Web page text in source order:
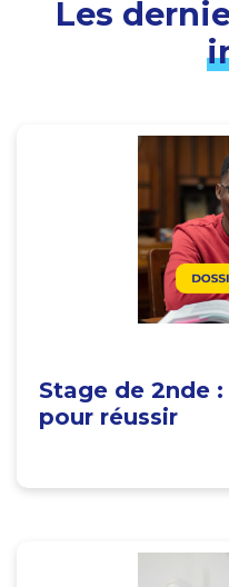
Les
Stage de 2nde
pour réussir